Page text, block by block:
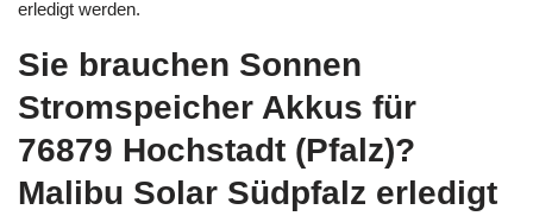
erledigt werden.
Sie brauchen Sonnen
Stromspeicher Akkus für
76879 Hochstadt (Pfalz)?
Malibu Solar Südpfalz erledigt